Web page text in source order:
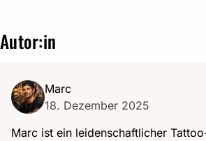
Autor:in
Marc
18. Dezember 2025
Marc ist ein leidenschaftlicher